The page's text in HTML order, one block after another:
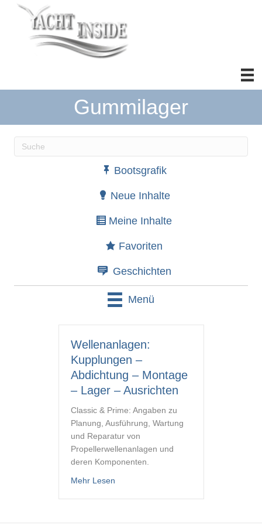
Gummilager
Wenn die Ergebnisse der automatischen
Bootsgrafik
Neue Inhalte
Meine Inhalte
Favoriten
Geschichten
Menü
Wellenanlagen:
Kupplungen –
Abdichtung – Montage
– Lager – Ausrichten
Classic & Prime: Angaben zu
Planung, Ausführung, Wartung
und Reparatur von
Propellerwellenanlagen und
deren Komponenten.
Mehr Lesenabout Wellenanlagen: Kupplungen –